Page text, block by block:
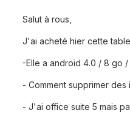
Salut à rous,
J'ai acheté hier cette
-Elle a android 4.0 / 8 go
- Comment supprimer
- J'ai office suite 5 mais